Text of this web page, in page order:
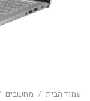
עמוד הבית / מחשבים /